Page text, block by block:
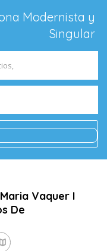
Modernista y
Singular
Vaquer I
De